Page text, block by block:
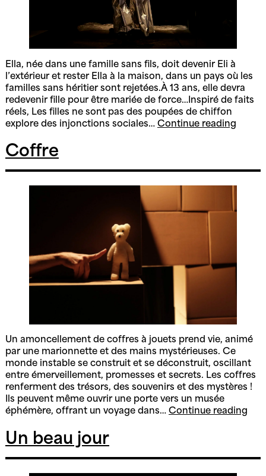
Ella, née dans une famille sans fils, doit devenir Eli à
l’extérieur et rester Ella à la maison, dans un pays où les
familles sans héritier sont rejetées.À 13 ans, elle devra
redevenir fille pour être mariée de force…Inspiré de faits
réels, Les filles ne sont pas des poupées de chiffon
explore des injonctions sociales… Continue readingLes
pas
Coffre
Un amoncellement de coffres à jouets prend vie, animé
par une marionnette et des mains mystérieuses. Ce
monde instable se construit et se déconstruit, oscillant
entre émerveillement, promesses et secrets. Les coffres
renferment des trésors, des souvenirs et des mystères !
Ils peuvent même ouvrir une porte vers un musée
éphémère, offrant un voyage dans… Continue reading
Un beau jour